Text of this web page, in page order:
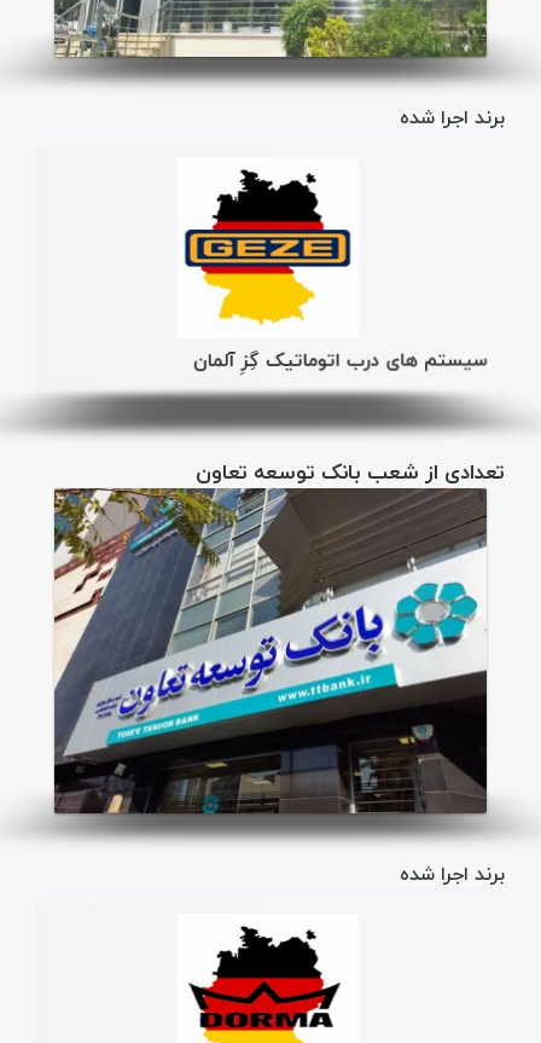
برند اجرا شده
سیستم های درب اتوماتیک گِزِ آلمان
تعدادی از شعب بانک توسعه تعاون
برند اجرا شده